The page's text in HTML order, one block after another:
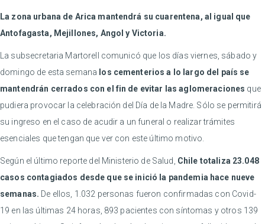
La zona urbana de Arica mantendrá su cuarentena, al igual que
Antofagasta, Mejillones, Angol y Victoria.
La subsecretaria Martorell comunicó que los días viernes, sábado y
domingo de esta semana los cementerios a lo largo del país se
mantendrán cerrados con el fin de evitar las aglomeraciones que
pudiera provocar la celebración del Día de la Madre. Sólo se permitirá
su ingreso en el caso de acudir a un funeral o realizar trámites
esenciales que tengan que ver con este último motivo.
Según el último reporte del Ministerio de Salud, Chile totaliza 23.048
casos contagiados desde que se inició la pandemia hace nueve
semanas. De ellos, 1.032 personas fueron confirmadas con Covid-
19 en las últimas 24 horas, 893 pacientes con síntomas y otros 139